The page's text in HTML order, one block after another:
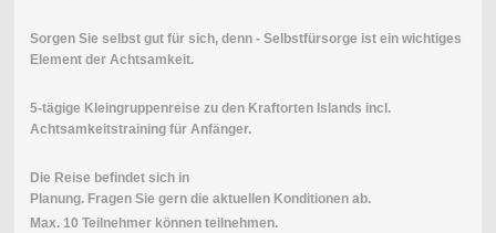
Sorgen Sie selbst gut für sich, denn - Selbstfürsorge ist ein wichtiges
Element der Achtsamkeit.
5-tägige Kleingruppenreise zu den Kraftorten Islands incl.
Achtsamkeitstraining für Anfänger.
Die Reise befindet sich in
Planung. Fragen Sie gern die aktuellen Konditionen ab.
Max. 10 Teilnehmer können teilnehmen.